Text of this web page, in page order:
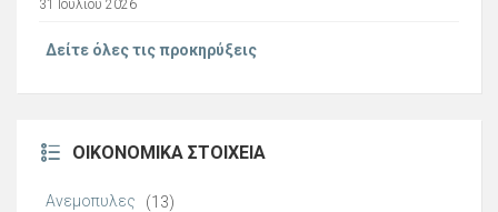
31 Ιουλίου 2026
Δείτε όλες τις προκηρύξεις
ΟΙΚΟΝΟΜΙΚΆ ΣΤΟΙΧΕΊΑ
Ανεμοπυλες (13)